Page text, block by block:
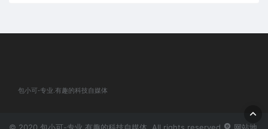
包小可-专业.有趣的科技自媒体
© 2020 包小可-专业.有趣的科技自媒体. All rights reserved 网站地